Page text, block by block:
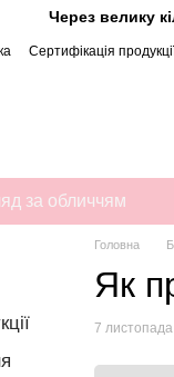
Через велику
Сертифікація
за обличчям
Головна
Як
7